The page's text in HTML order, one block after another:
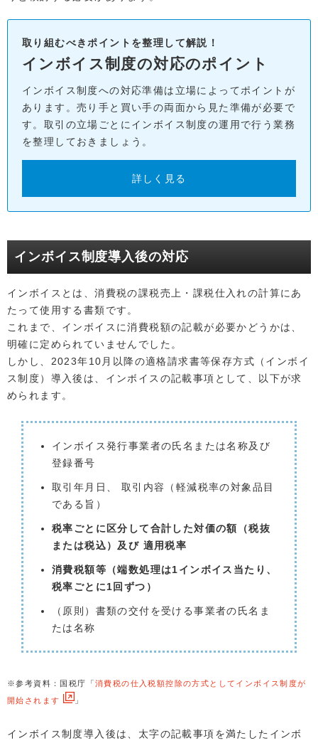
取り組むべきポイントを整理して解説！
インボイス制度の対応のポイント
インボイス制度への対応準備は立場によってポイントが
あります。売り手と買い手の両面から見た準備が必要で
す。取引の立場ごとにインボイス制度の運用で行う業務
を整理しておきましょう。
詳しく見る
インボイス制度導入後の対応
インボイスとは、消費税の課税売上・課税仕入れの計算にあ
たって使用する書類です。
これまで、インボイスに消費税額の記載が必要かどうかは、
明確に定められていませんでした。
しかし、2023年10月以降の適格請求書等保存方式（インボイ
ス制度）導入後は、インボイスの記載事項として、以下が求
められます。
インボイス発行事業者の氏名または名称及び
登録番号
取引年月日、 取引内容（軽減税率の対象品目
である旨）
税率ごとに区分して合計した対価の額（税抜
または税込）及び 適用税率
消費税額等（端数処理は1インボイス当たり、
税率ごとに1回ずつ）
（原則）書類の交付を受ける事業者の氏名ま
たは名称
※参考資料：国税庁「消費税の仕入税額控除の方式としてインボイス制度が
開始されます
」
インボイス制度導入後は、太字の記載事項を満たしたインボ